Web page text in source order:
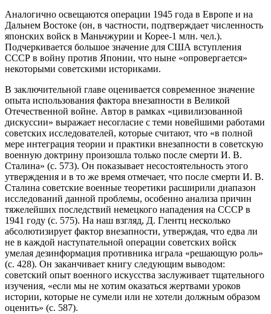
Аналогично освещаются операции 1945 года в Европе и на
Дальнем Востоке (он, в частности, подтверждает численность
японских войск в Маньчжурии и Корее-1 млн. чел.).
Подчеркивается большое значение для США вступления
СССР в войну против Японии, что ныне «опровергается»
некоторыми советскими историками.
В заключительной главе оценивается современное значение
опыта использования фактора внезапности в Великой
Отечественной войне. Автор в рамках «цивилизованной
дискуссии» выражает несогласие с теми новейшими работами
советских исследователей, которые считают, что «в полной
мере интеграция теории и практики внезапности в советскую
военную доктрину произошла только после смерти И. В.
Сталина» (с. 573). Он показывает несостоятельность этого
утверждения и в то же время отмечает, что после смерти И. В.
Сталина советские военные теоретики расширили диапазон
исследований данной проблемы, особенно анализа причин
тяжелейших последствий немецкого нападения на СССР в
1941 году (с. 575). На наш взгляд, Д. Глентц несколько
абсолютизирует фактор внезапности, утверждая, что едва ли
не в каждой наступательной операции советских войск
умелая дезинформация противника играла «решающую роль»
(с. 428). Он заканчивает книгу следующим выводом:
советский опыт военного искусства заслуживает тщательного
изучения, «если мы не хотим оказаться жертвами уроков
истории, которые не сумели или не хотели должным образом
оценить» (с. 587).